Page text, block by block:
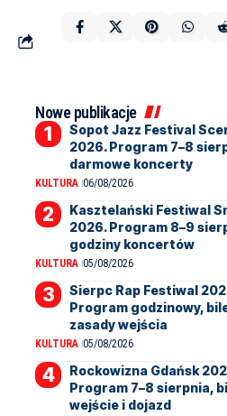
Nowe publikacje
Sopot Jazz Festival
2026. Program 7–8
darmowe koncerty
KULTURA 06/08/2026
Kasztelański Festiwal
2026. Program 8–9
godziny koncertów
KULTURA 05/08/2026
Sierpc Rap Festiwal
Program godzinowy,
zasady wejścia
KULTURA 05/08/2026
Rockowizna Gdańsk
Program 7–8 sierpnia,
wejście i dojazd